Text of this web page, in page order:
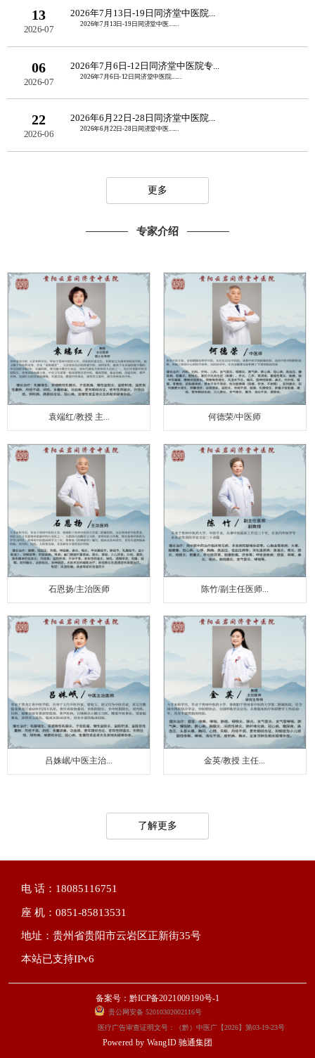
13
2026-07
2026年7月13日-19日同济堂中医院...
2026年7月13日-19日同济堂中医......
06
2026-07
2026年7月6日-12日同济堂中医院专...
2026年7月6日-12日同济堂中医院......
22
2026-06
2026年6月22日-28日同济堂中医院...
2026年6月22日-28日同济堂中医......
更多
专家介绍
袁端红/教授 主... 何德荣/中医师
石恩扬/主治医师 陈竹/副主任医师...
吕姝岷/中医主治... 金英/教授 主任...
了解更多
电 话：18085116751
座 机：0851-85813531
地址：贵州省贵阳市云岩区正新街35号
本站已支持IPv6
备案号：黔ICP备2021009190号-1
贵公网安备 52010302002116号
医疗广告审查证明文号：（黔）中医广【2026】第03-19-23号
Powered by WangID 驰通集团